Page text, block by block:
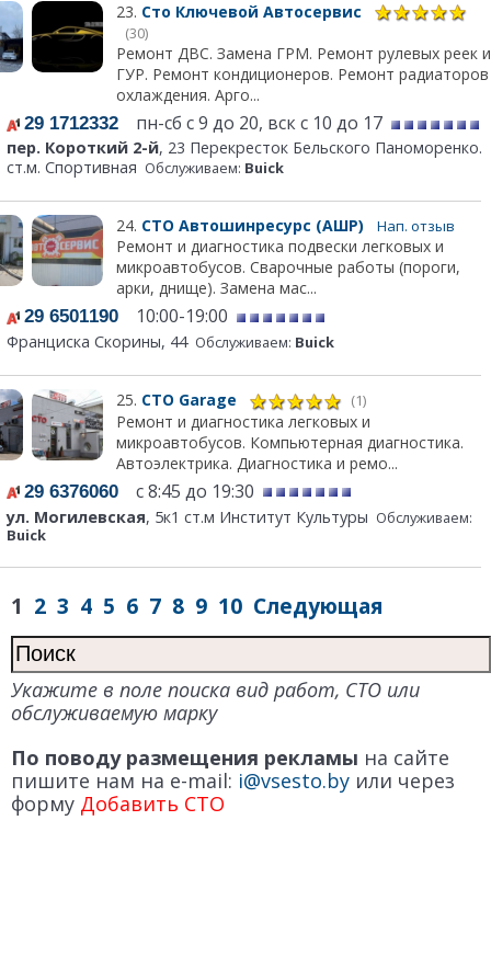
23. Сто Ключевой Автосервис
(30)
Ремонт ДВС. Замена ГРМ. Ремонт рулевых реек и
ГУР. Ремонт кондиционеров. Ремонт радиаторов
охлаждения. Арго...
29 1712332 пн-сб с 9 до 20, вск с 10 до 17
пер. Короткий 2-й, 23 Перекресток Бельского Паноморенко.
ст.м. Спортивная Обслуживаем: Buick
24. СТО Автошинресурс (АШР) Нап. отзыв
Ремонт и диагностика подвески легковых и
микроавтобусов. Сварочные работы (пороги,
арки, днище). Замена мас...
29 6501190 10:00-19:00
Франциска Скорины, 44 Обслуживаем: Buick
25. СТО Garage (1)
Ремонт и диагностика легковых и
микроавтобусов. Компьютерная диагностика.
Автоэлектрика. Диагностика и ремо...
29 6376060 с 8:45 до 19:30
ул. Могилевская, 5к1 ст.м Институт Культуры Обслуживаем:
Buick
1 2 3 4 5 6 7 8 9 10 Следующая
Укажите в поле поиска вид работ, СТО или
обслуживаемую марку
По поводу размещения рекламы на сайте
пишите нам на e-mail: i@vsesto.by или через
форму Добавить СТО